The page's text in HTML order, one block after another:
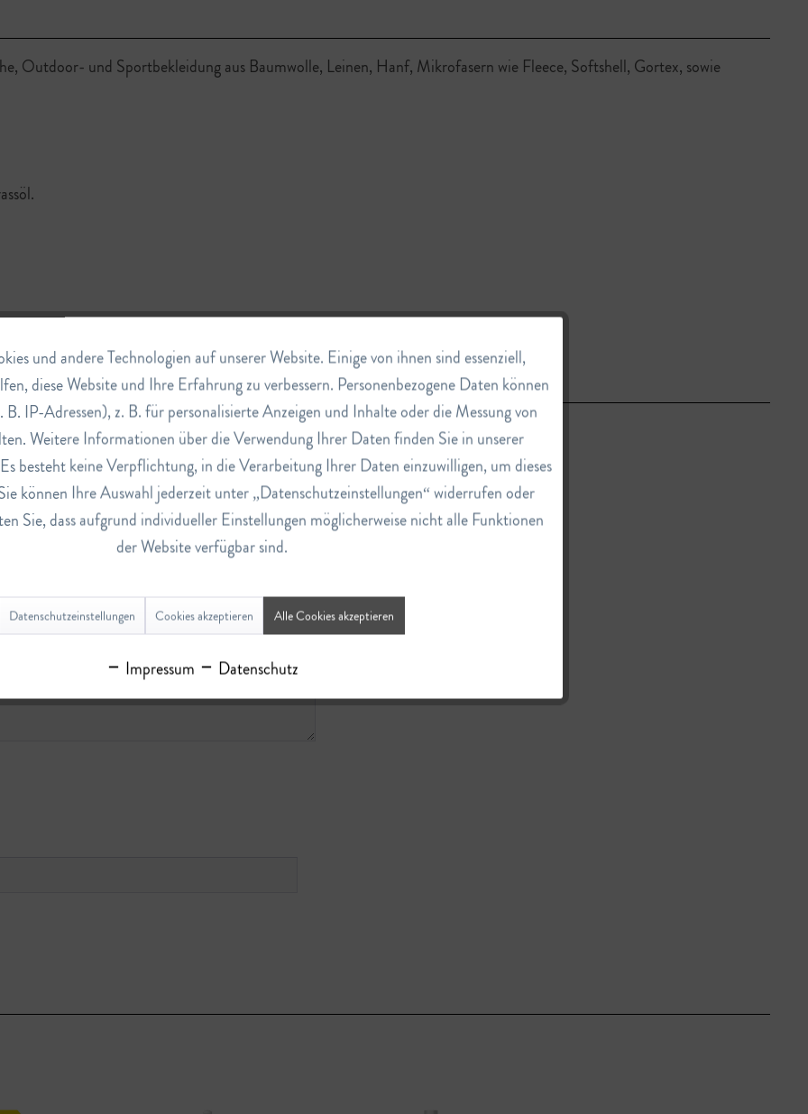
Outdoor- und Sportbekleidung aus Baumwolle, Leinen, Hanf, Mikrofasern wie Fleece, Softshell, Gortex, sowie
Aktiv
Inaktiv
Inaktiv
Inaktiv
und andere Technologien auf unserer Website. Einige von ihnen sind essenziell,
diese Website und Ihre Erfahrung zu verbessern. Personenbezogene Daten können
IP-Adressen), z. B. für personalisierte Anzeigen und Inhalte oder die Messung von
Weitere Informationen über die Verwendung Ihrer Daten finden Sie in unserer
besteht keine Verpflichtung, in die Verarbeitung Ihrer Daten einzuwilligen, um dieses
können Ihre Auswahl jederzeit unter „Datenschutzeinstellungen“ widerrufen oder
Sie, dass aufgrund individueller Einstellungen möglicherweise nicht alle Funktionen
der Website verfügbar sind.
Datenschutzeinstellungen Cookies akzeptieren Alle Cookies akzeptieren
Impressum Datenschutz